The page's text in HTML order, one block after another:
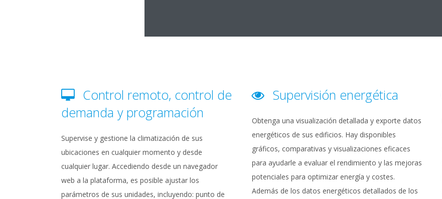
Control remoto, control de
demanda y programación
Supervise y gestione la climatización de sus
ubicaciones en cualquier momento y desde
cualquier lugar. Accediendo desde un navegador
web a la plataforma, es posible ajustar los
parámetros de sus unidades, incluyendo: punto de
Supervisión energética
Obtenga una visualización detallada y exporte datos
energéticos de sus edificios. Hay disponibles
gráficos, comparativas y visualizaciones eficaces
para ayudarle a evaluar el rendimiento y las mejoras
potenciales para optimizar energía y costes.
Además de los datos energéticos detallados de los